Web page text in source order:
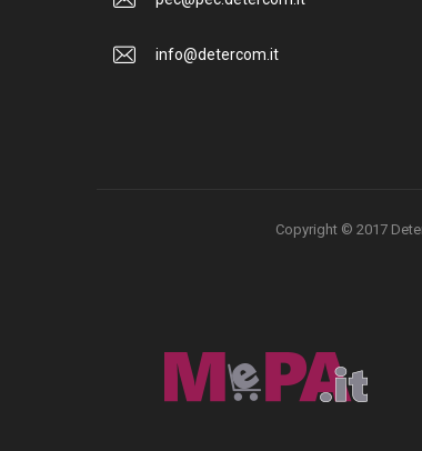
info@detercom.it
Copyright © 2017